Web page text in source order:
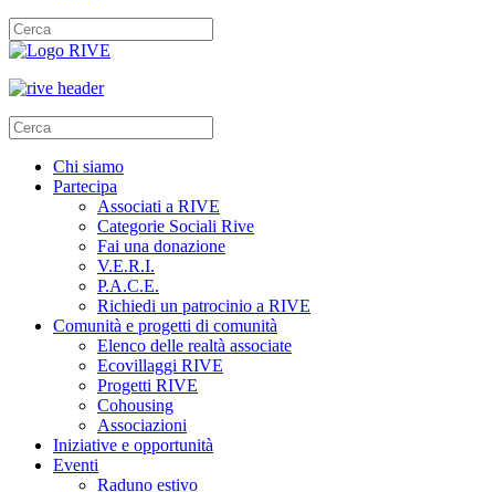
Chi siamo
Partecipa
Associati a RIVE
Categorie Sociali Rive
Fai una donazione
V.E.R.I.
P.A.C.E.
Richiedi un patrocinio a RIVE
Comunità e progetti di comunità
Elenco delle realtà associate
Ecovillaggi RIVE
Progetti RIVE
Cohousing
Associazioni
Iniziative e opportunità
Eventi
Raduno estivo